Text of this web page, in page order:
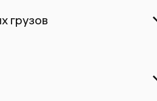
грузов